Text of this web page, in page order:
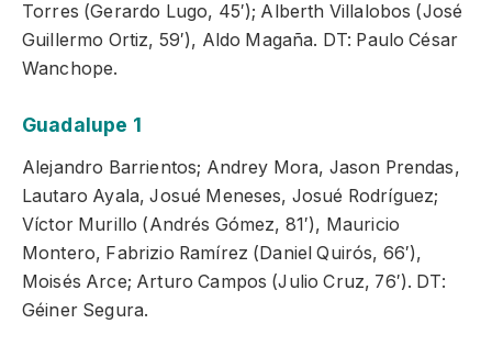
Torres (Gerardo Lugo, 45′); Alberth Villalobos (José
Guillermo Ortiz, 59′), Aldo Magaña. DT: Paulo César
Wanchope.
Guadalupe 1
Alejandro Barrientos; Andrey Mora, Jason Prendas,
Lautaro Ayala, Josué Meneses, Josué Rodríguez;
Víctor Murillo (Andrés Gómez, 81′), Mauricio
Montero, Fabrizio Ramírez (Daniel Quirós, 66′),
Moisés Arce; Arturo Campos (Julio Cruz, 76′). DT:
Géiner Segura.